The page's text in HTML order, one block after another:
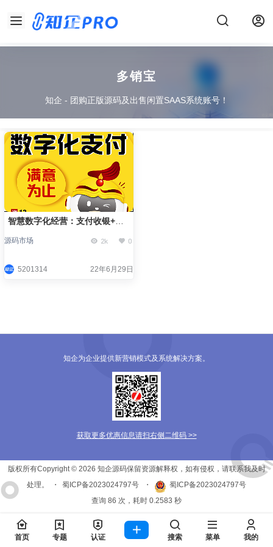
多销宝
知企 - 团购正版源码及出售闲置SAAS系统账号！
智慧数字化经营：支付收银+营
售
源码市场 2k 0
5201314 22年6月29日
知企为企业提供新营销模式及系统解决方案。
获取更多优惠信息请扫右侧二维码 >>
版权所有Copyright © 2026 知企源码保留资源解释权，如有侵权，请联系我及时
处理。
・ 蜀ICP备2023024797号 ・
蜀ICP备2023024797号
查询 86 次，耗时 0.2583 秒
首页 专题 认证 搜索 菜单 我的